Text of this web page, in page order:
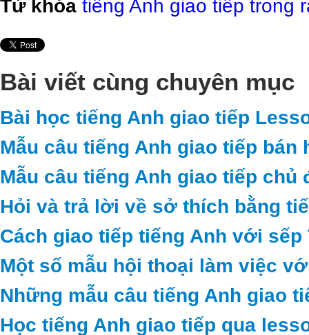
Từ khóa tiếng Anh giao tiếp trong
Bài viết cùng chuyên mục
Bài học tiếng Anh giao tiếp
Mẫu câu tiếng Anh giao tiếp bán
Mẫu câu tiếng Anh giao tiếp
Hỏi và trả lời về sở thích bằng
Cách giao tiếp tiếng Anh với sếp
Một số mẫu hội thoại làm việc
Những mẫu câu tiếng Anh giao
Học tiếng Anh giao tiếp qua